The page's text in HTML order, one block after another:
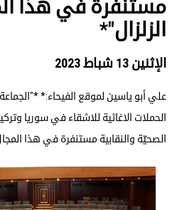
مستنفرة في هذا
الزلزال"*
الإثنين 13 شباط 2023
علي أبو ياسين لموقع الفيحاء:*
الحملات الاغاثية للاشقاء في سوريا
الصحيّة والنقابية مستنفرة في هذا